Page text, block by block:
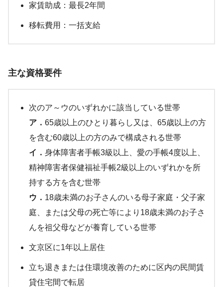
家賃助成：最長2年間
移転費用：一括支給
主な資格要件
次のア～ウのいずれかに該当している世帯
ア． 65歳以上のひとり暮らし又は、65歳以上の方
を含む60歳以上の方のみで構成される世帯
イ． 身体障害者手帳3級以上、愛の手帳4度以上、
精神障害者保健福祉手帳2級以上のいずれかを所
持する方を含む世帯
ウ． 18歳未満のお子さんのいる母子家庭・父子家
庭、または父母の死亡等により18歳未満のお子さ
んを祖父母などが養育している世帯
文京区に1年以上居住
立ち退きまたは住環境改善のために区内の民間賃
貸住宅間で転居